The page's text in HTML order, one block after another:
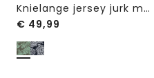
Knielange jersey jurk met print
€ 49,99